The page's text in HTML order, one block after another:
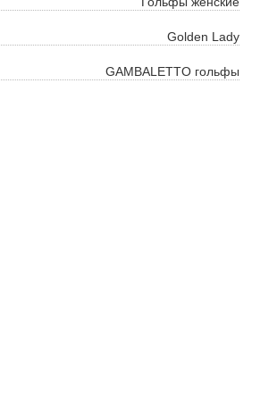
Golden Lady
GAMBALETTO гольфы